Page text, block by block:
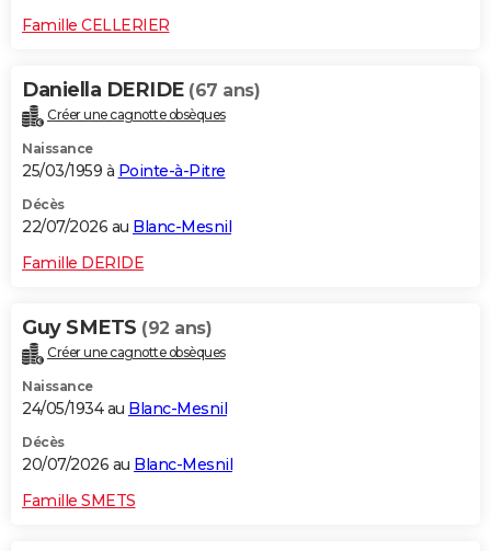
CARTE DE VOEUX
Dictionnaire
Biographies
Citations
Expressions
Proverbes
PROGRAMME TV
COPAINS D'AVANT
S'inscrire
Se connecter
Lycées
Collèges
Primaires
Universités
Entreprises
Service militaire
Avis de recherche
AVIS DE DÉCÈS
Famille CELLERIER
Daniella DERIDE (67 ans)
Créer une cagnotte obsèques
Naissance
25/03/1959 à Pointe-à-Pitre
Décès
22/07/2026 au Blanc-Mesnil
Famille DERIDE
Guy SMETS (92 ans)
Créer une cagnotte obsèques
Naissance
24/05/1934 au Blanc-Mesnil
Décès
20/07/2026 au Blanc-Mesnil
Famille SMETS